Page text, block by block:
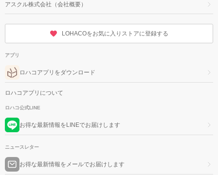
アスクル株式会社（会社概要）
LOHACOをお気に入りストアに登録する
アプリ
ロハコアプリをダウンロード
ロハコアプリについて
ロハコ公式LINE
お得な最新情報をLINEでお届けします
ニュースレター
お得な最新情報をメールでお届けします